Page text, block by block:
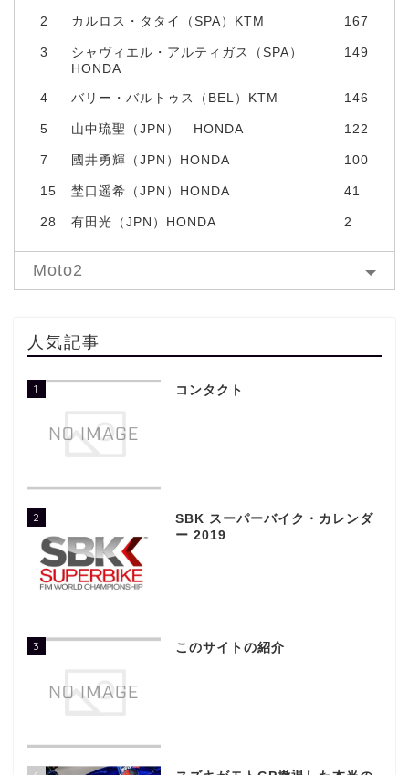
2 カルロス・タタイ（SPA）KTM 167
3
シャヴィエル・アルティガス（SPA）
HONDA
149
4 バリー・バルトゥス（BEL）KTM 146
5 山中琉聖（JPN） HONDA 122
7 國井勇輝（JPN）HONDA 100
15 埜口遥希（JPN）HONDA 41
28 有田光（JPN）HONDA 2
Moto2
人気記事
1 コンタクト
2
SBK スーパーバイク・カレンダ
ー 2019
3 このサイトの紹介